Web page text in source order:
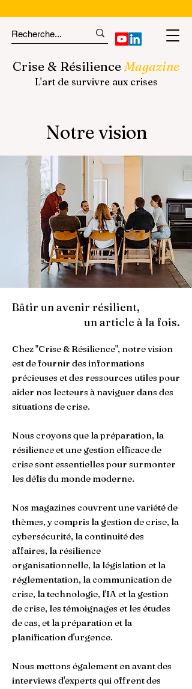
Crise & Résilience Magazine
L'art de survivre aux crises
Notre vision
Bâtir un avenir résilient,
un article à la fois.
Chez "Crise & Résilience", notre vision
est de fournir des informations
précieuses et des ressources utiles pour
aider nos lecteurs à naviguer dans des
situations de crise.
Nous croyons que la préparation, la
résilience et une gestion efficace de
crise sont essentielles pour surmonter
les défis du monde moderne.
Nos magazines couvrent une variété de
thèmes, y compris la gestion de crise, la
cybersécurité, la continuité des
affaires, la résilience
organisationnelle, la législation et la
réglementation, la communication de
crise, la technologie, l'IA et la gestion
de crise, les témoignages et les études
de cas, et la préparation et la
planification d'urgence.
Nous mettons également en avant des
interviews d'experts qui offrent des